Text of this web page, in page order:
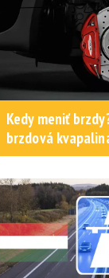
Kedy meniť
brzdová